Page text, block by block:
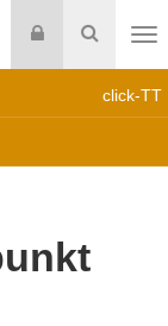
Suche
Login
click-TT